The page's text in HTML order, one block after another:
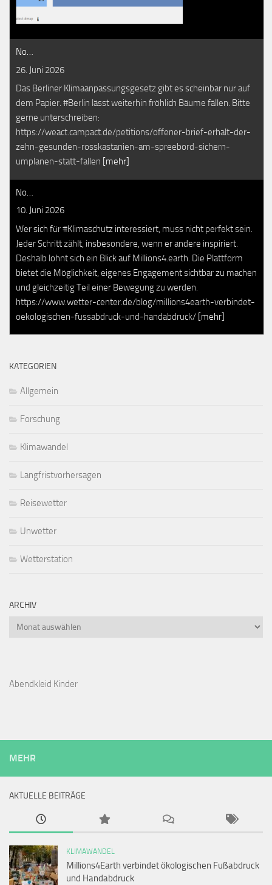
No…
26. Juni 2026
Das Berliner Klimaanpassungsgesetz gibt es scheinbar nur auf
dem Papier. #Berlin lässt weiterhin fröhlich Bäume fällen. Bitte
gerne unterschreiben:
https://weact.campact.de/petitions/offener-brief-erhalt-der-
zehn-gesunden-rosskastanien-am-spreebord-sichern-
umplanen-statt-fallen [mehr]
No…
10. Juni 2026
Wer sich für #Klimaschutz interessiert, muss nicht perfekt sein.
Jeder Schritt zählt, insbesondere, wenn er andere inspiriert.
Deshalb lohnt sich ein Blick auf Millions4.earth. Die Plattform
bietet die Möglichkeit, eigenes Engagement sichtbar zu machen
und gleichzeitig Teil einer Bewegung zu werden.
https://www.wetter-center.de/blog/millions4earth-verbindet-
oekologischen-fussabdruck-und-handabdruck/ [mehr]
KATEGORIEN
Allgemein
Forschung
Klimawandel
Langfristvorhersagen
Reisewetter
Unwetter
Wetterstation
ARCHIV
Archiv
Abendkleid Kinder
MEHR
AKTUELLE BEITRÄGE
KLIMAWANDEL
Millions4Earth verbindet ökologischen Fußabdruck
und Handabdruck